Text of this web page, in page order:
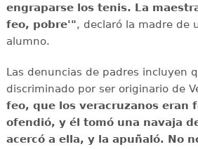
engraparse los tenis. La
feo, pobre'", declaró la madre de
alumno.
Las denuncias de padres incluyen
discriminado por ser originario de
feo, que los veracruzanos eran
ofendió, y él tomó una navaja
acercó a ella, y la apuñaló. No